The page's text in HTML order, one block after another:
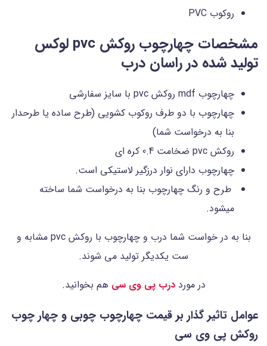
روکوب PVC
مشخصات چهارچوب روکش pvc لوکس
تولید شده در راسان درب
چهارچوب mdf روکش pvc با سایز سفارشی
چهارچوب با دو طرف روکوب کشویی (طرح ساده یا طرحدار
بنا به درخواست شما)
روکش pvc ضخامت 0.4 کره ای
چهارچوب دارای نوار درزگیر لاستیکی است.
طرح و رنگ چهارچوب بنا به درخواست شما ساخته
میشود.
بنا به در خواست شما درب و چهارچوب با روکش pvc مشابه و
ست یکدیگر تولید می شوند.
در مورددرب پی وی سی هم بخوانید.
عوامل تاثیر گذار بر قیمت چهارچوب چوبی و چهار چوب
روکش پی وی سی